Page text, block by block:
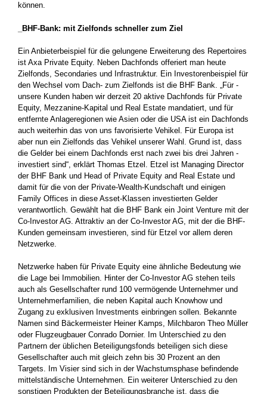
können.
_BHF-Bank: mit Zielfonds schneller zum Ziel
Ein Anbieterbeispiel für die gelungene Erweiterung des Repertoires
ist Axa Private Equity. Neben Dachfonds offeriert man heute
Zielfonds, Secondaries und Infrastruktur. Ein Investorenbeispiel für
den Wechsel vom Dach- zum Zielfonds ist die BHF Bank. „Für ­
unsere Kunden haben wir derzeit 20 aktive Dachfonds für Private
Equity, Mezzanine-Kapital und Real Estate mandatiert, und für
entfernte ­Anlageregionen wie Asien oder die USA ist ein Dachfonds
auch weiterhin das von uns favorisierte Vehikel. Für Europa ist
aber nun ein Zielfonds das Vehikel unserer Wahl. Grund ist, dass
die Gelder bei ­einem Dachfonds erst nach zwei bis drei Jahren ­
investiert sind“, ­erklärt Thomas Etzel. Etzel ist Managing Director
der BHF Bank und Head of Private­ Equity and Real Estate und
damit für die von der Private-Wealth-Kundschaft und einigen
Family Offices in diese Asset-Klassen investierten Gelder
verantwortlich. Gewählt hat die BHF Bank ein Joint Venture mit der
Co-Investor AG. Attraktiv an der Co-Investor AG, mit der die BHF-
Kunden gemeinsam investieren, sind für Etzel vor allem deren
Netzwerke.
Netzwerke haben für ­Private Equity eine ähnliche Bedeutung wie
die Lage bei Immobilien. Hinter der Co-Investor AG stehen teils
auch als Gesellschafter rund 100 ­vermögende Unternehmer und
Unternehmer­familien, die neben ­Kapital auch Knowhow und
Zugang zu exklusiven Investments ­einbringen sollen. Bekannte
Namen sind Bäckermeister Heiner Kamps, Milchbaron Theo Müller
oder Flugzeugbauer Conrado Dornier. Im Unterschied zu den
Partnern der ­üblichen Beteiligungsfonds beteiligen sich diese
Gesellschafter auch mit gleich zehn bis 30 ­Prozent an den
Targets. Im Visier sind sich in der Wachstums­phase ­befindende
mittelständische Unternehmen. Ein weiterer Unterschied zu den
sonstigen Produkten der Beteiligungsbranche ist, dass die